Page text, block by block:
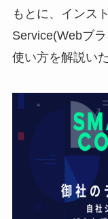
もとに、インス
Service(Webブ
使い方を解説い